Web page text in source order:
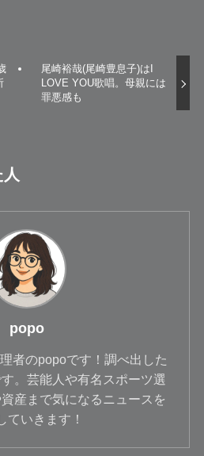
尾崎裕哉(尾崎豊息子)はI
LOVE YOU歌唱。母親には
罪悪感も
popo
者のpopoです！調べ出した
。芸能人や有名スポーツ選
産まで気になるニュースを
ていきます！